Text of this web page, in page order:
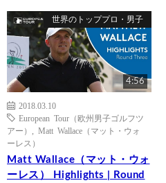
世界のトッププロ・男子
4:56
2018.03.10
European Tour（欧州男子ゴルフツ
アー）
Matt Wallace（マット・ウォ
ーレス）
Matt Wallace（マット・ウォ
ーレス） Highlights | Round